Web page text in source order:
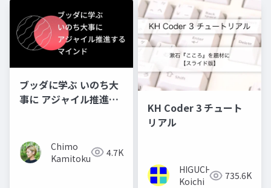
ブッダに学ぶ いのち大
事に アジャイル推進す
Chimo
Kamitokusari 4.7K
KH Coder 3 チュート
リアル
HIGUCHI
Koichi
735.6K